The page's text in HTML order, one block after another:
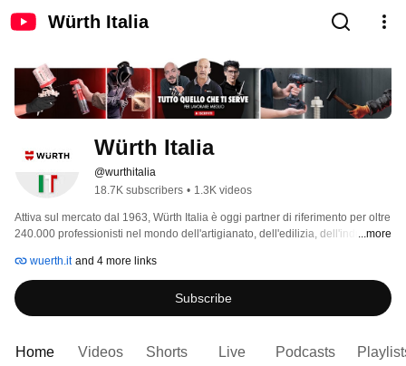
Würth Italia
Würth Italia
@wurthitalia
18.7K subscribers • 1.3K videos
Attiva sul mercato dal 1963, Würth Italia è oggi partner di riferimento per oltre
240.000 professionisti nel mondo dell'artigianato, dell'edilizia, dell'industria e
...more
wuerth.it and 4 more links
Subscribe
Home Videos Shorts Live Podcasts